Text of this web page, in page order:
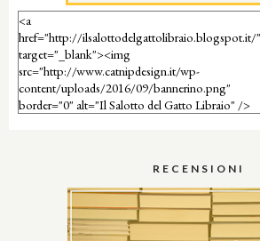
RECENSIONI